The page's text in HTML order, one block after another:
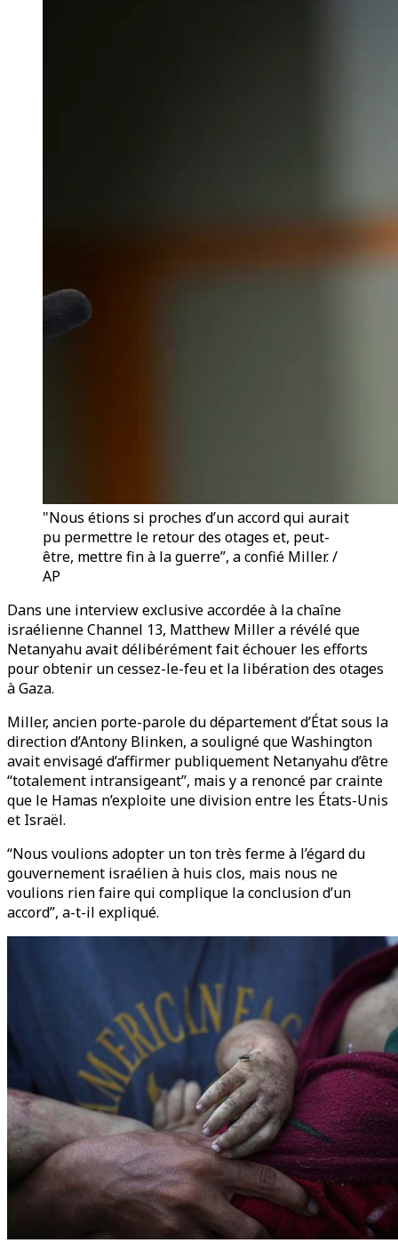
"Nous étions si proches d’un accord qui aurait
pu permettre le retour des otages et, peut-
être, mettre fin à la guerre”, a confié Miller. /
AP
Dans une interview exclusive accordée à la chaîne
israélienne Channel 13, Matthew Miller a révélé que
Netanyahu avait délibérément fait échouer les efforts
pour obtenir un cessez-le-feu et la libération des otages
à Gaza.
Miller, ancien porte-parole du département d’État sous la
direction d’Antony Blinken, a souligné que Washington
avait envisagé d’affirmer publiquement Netanyahu d’être
“totalement intransigeant”, mais y a renoncé par crainte
que le Hamas n’exploite une division entre les États-Unis
et Israël.
“Nous voulions adopter un ton très ferme à l’égard du
gouvernement israélien à huis clos, mais nous ne
voulions rien faire qui complique la conclusion d’un
accord”, a-t-il expliqué.